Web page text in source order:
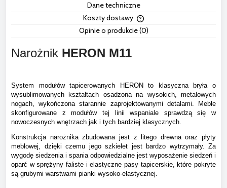
Dane techniczne
Koszty dostawy
Cena nie zawiera
Opinie o produkcie (0)
Narożnik HERON M11
System modułów tapicerowanych HERON to klasyczna bryła o
wysublimowanych kształtach osadzona na wysokich, metalowych
nogach, wykończona starannie zaprojektowanymi detalami. Meble
skonfigurowane z modułów tej linii wspaniale sprawdzą się w
nowoczesnych wnętrzach jak i tych bardziej klasycznych.
Konstrukcja narożnika zbudowana jest z litego drewna oraz płyty
meblowej, dzięki czemu jego szkielet jest bardzo wytrzymały. Za
wygodę siedzenia i spania odpowiedzialne jest wyposażenie siedzeń i
oparć w sprężyny faliste i elastyczne pasy tapicerskie, które pokryte
są grubymi warstwami pianki wysoko-elastycznej.